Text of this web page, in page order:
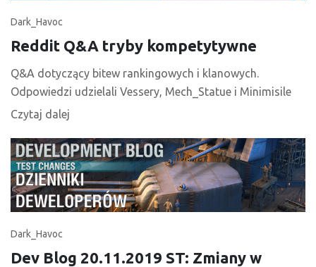
Dark_Havoc
Reddit Q&A tryby kompetytywne
Q&A dotyczący bitew rankingowych i klanowych.
Odpowiedzi udzielali Vessery, Mech_Statue i Minimisile
Czytaj dalej
Dark_Havoc
Dev Blog 20.11.2019 ST: Zmiany w